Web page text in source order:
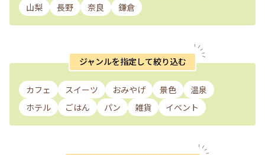
山梨
長野 奈良 鎌倉
ジャンルを指定して絞り込む
カフェ スイーツ おみやげ 景色
温泉
ホテル
ごはん パン 雑貨 イベント